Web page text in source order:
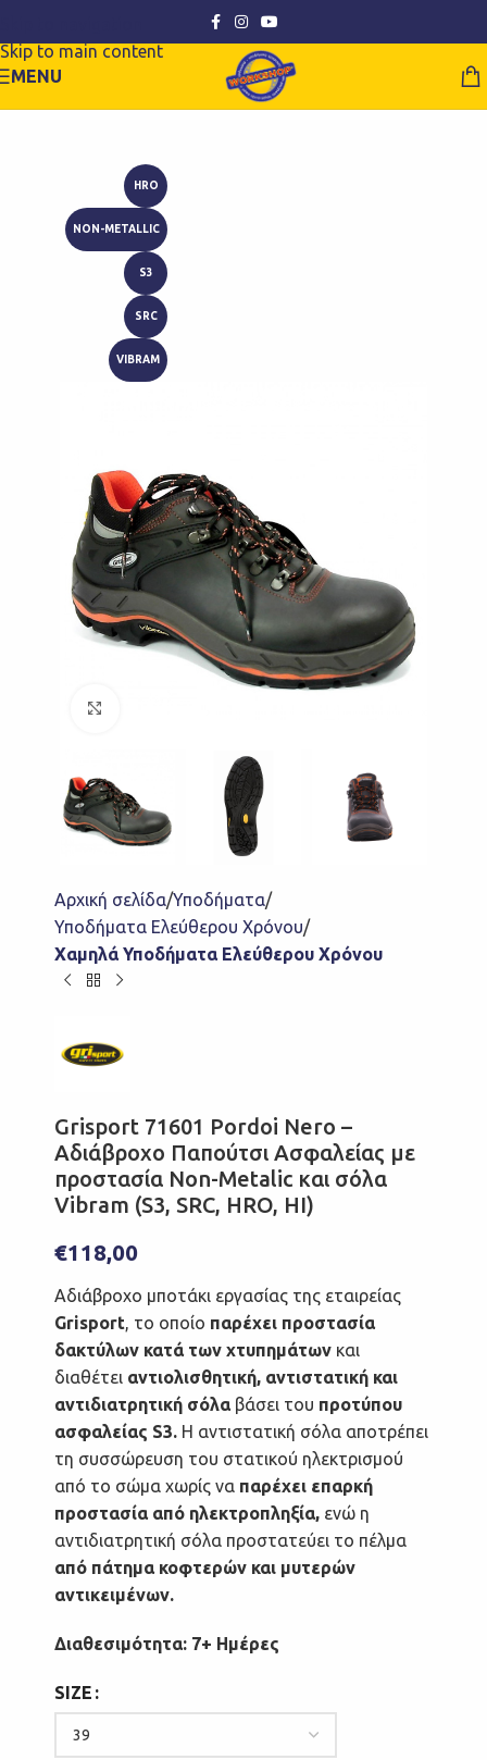
Skip to main content
MENU
HRO
NON-METALLIC
S3
SRC
VIBRAM
Αρχική σελίδα Υποδήματα
Υποδήματα Ελεύθερου Χρόνου
Χαμηλά Υποδήματα Ελεύθερου Χρόνου
Grisport 71601 Pordoi Nero –
Αδιάβροχο Παπούτσι Ασφαλείας με
προστασία Non-Metalic και σόλα
Vibram (S3, SRC, HRO, HI)
€118,00
Αδιάβροχο μποτάκι εργασίας της εταιρείας
Grisport, το οποίο παρέχει προστασία
δακτύλων κατά των χτυπημάτων και
διαθέτει αντιολισθητική, αντιστατική και
αντιδιατρητική σόλαβάσει του προτύπου
ασφαλείας S3. Η αντιστατική σόλα αποτρέπει
τη συσσώρευση του στατικού ηλεκτρισμού
από το σώμα χωρίς να παρέχει επαρκή
προστασία από ηλεκτροπληξία, ενώ η
αντιδιατρητική σόλα προστατεύει το πέλμα
από πάτημα κοφτερών και μυτερών
αντικειμένων.
Διαθεσιμότητα: 7+ Ημέρες
SIZE